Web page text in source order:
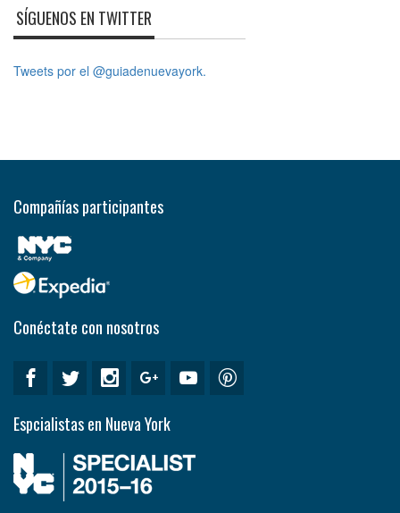
SÍGUENOS EN TWITTER
Tweets por el @guiadenuevayork.
Compañías participantes
Conéctate con nosotros
Espcialistas en Nueva York